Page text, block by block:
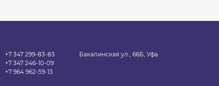
+7 347 299-83-83
+7 347 246-10-09
+7 964 962-59-13
Бакалинская ул., 66Б, Уфа